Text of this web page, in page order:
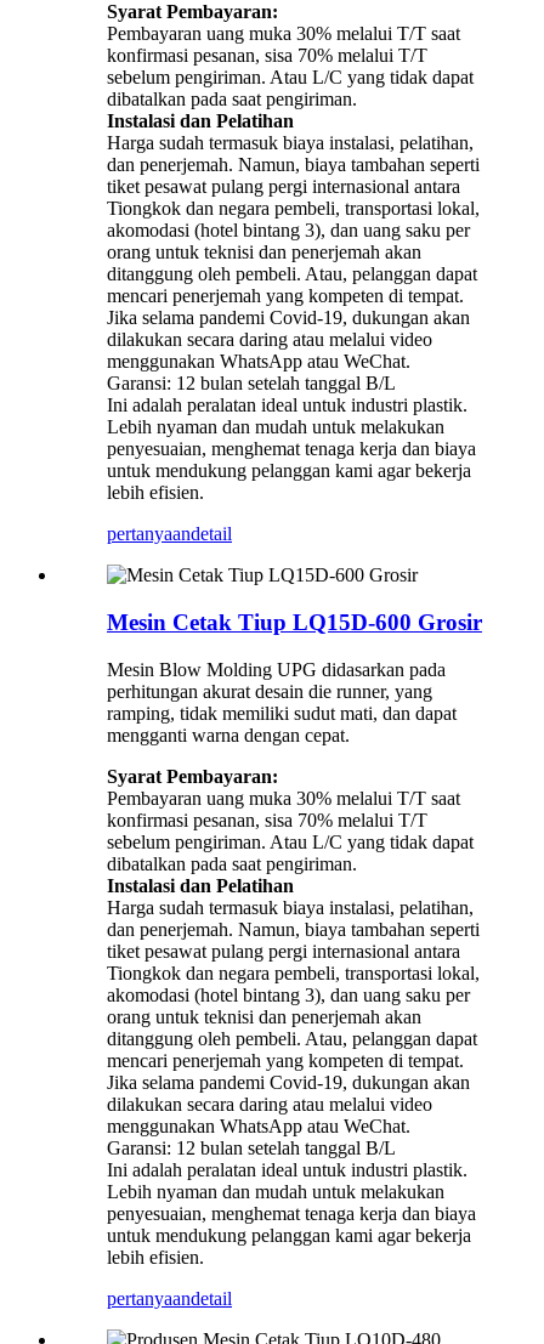
Syarat Pembayaran:
Pembayaran uang muka 30% melalui T/T saat
konfirmasi pesanan, sisa 70% melalui T/T
sebelum pengiriman. Atau L/C yang tidak dapat
dibatalkan pada saat pengiriman.
Instalasi dan Pelatihan
Harga sudah termasuk biaya instalasi, pelatihan,
dan penerjemah. Namun, biaya tambahan seperti
tiket pesawat pulang pergi internasional antara
Tiongkok dan negara pembeli, transportasi lokal,
akomodasi (hotel bintang 3), dan uang saku per
orang untuk teknisi dan penerjemah akan
ditanggung oleh pembeli. Atau, pelanggan dapat
mencari penerjemah yang kompeten di tempat.
Jika selama pandemi Covid-19, dukungan akan
dilakukan secara daring atau melalui video
menggunakan WhatsApp atau WeChat.
Garansi: 12 bulan setelah tanggal B/L
Ini adalah peralatan ideal untuk industri plastik.
Lebih nyaman dan mudah untuk melakukan
penyesuaian, menghemat tenaga kerja dan biaya
untuk mendukung pelanggan kami agar bekerja
lebih efisien.
pertanyaandetail
Mesin Cetak Tiup LQ15D-600 Grosir
Mesin Blow Molding UPG didasarkan pada
perhitungan akurat desain die runner, yang
ramping, tidak memiliki sudut mati, dan dapat
mengganti warna dengan cepat.
Syarat Pembayaran:
Pembayaran uang muka 30% melalui T/T saat
konfirmasi pesanan, sisa 70% melalui T/T
sebelum pengiriman. Atau L/C yang tidak dapat
dibatalkan pada saat pengiriman.
Instalasi dan Pelatihan
Harga sudah termasuk biaya instalasi, pelatihan,
dan penerjemah. Namun, biaya tambahan seperti
tiket pesawat pulang pergi internasional antara
Tiongkok dan negara pembeli, transportasi lokal,
akomodasi (hotel bintang 3), dan uang saku per
orang untuk teknisi dan penerjemah akan
ditanggung oleh pembeli. Atau, pelanggan dapat
mencari penerjemah yang kompeten di tempat.
Jika selama pandemi Covid-19, dukungan akan
dilakukan secara daring atau melalui video
menggunakan WhatsApp atau WeChat.
Garansi: 12 bulan setelah tanggal B/L
Ini adalah peralatan ideal untuk industri plastik.
Lebih nyaman dan mudah untuk melakukan
penyesuaian, menghemat tenaga kerja dan biaya
untuk mendukung pelanggan kami agar bekerja
lebih efisien.
pertanyaandetail